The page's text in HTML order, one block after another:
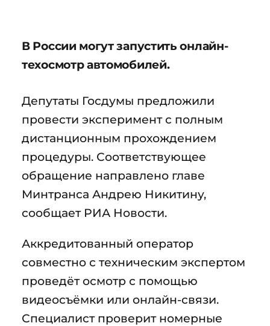
В России могут запустить онлайн-
техосмотр автомобилей.
Депутаты Госдумы предложили
провести эксперимент с полным
дистанционным прохождением
процедуры. Соответствующее
обращение направлено главе
Минтранса Андрею Никитину,
сообщает РИА Новости.
Аккредитованный оператор
совместно с техническим экспертом
проведёт осмотр с помощью
видеосъёмки или онлайн-связи.
Специалист проверит номерные